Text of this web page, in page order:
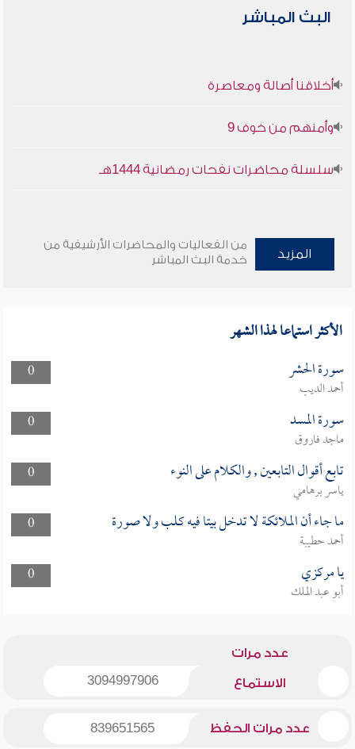
البث المباشر
أخلاقنا أصالة ومعاصرة
وأمنهم من خوف 9
سلسلة محاضرات نفحات رمضانية 1444هـ
المزيد
من الفعاليات والمحاضرات الأرشيفية من
خدمة البث المباشر
الأكثر استماعا لهذا الشهر
0 سورة الحشر
أحمد الديب
0
سورة المسد
ماجد فاروق
0
تابع أقوال التابعين , والكلام على النوء
ياسر برهامي
0
ما جاء أن الملائكة لا تدخل بيتا فيه كلب ولا صورة
أحمد حطيبة
0
يا مركزي
أبو عبد الملك
عدد مرات
الاستماع 3094997906
عدد مرات الحفظ 839651565